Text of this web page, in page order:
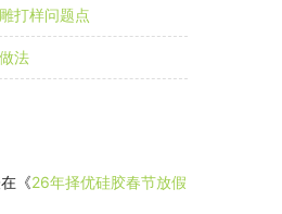
打样问题点
法
《26年择优硅胶春节放假